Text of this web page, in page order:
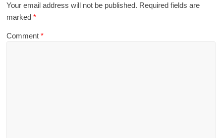
Your email address will not be published. Required fields are
marked*
Comment*